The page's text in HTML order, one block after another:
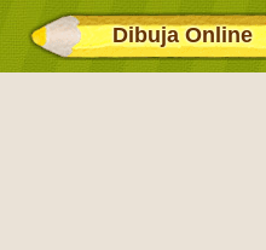
Dibuja Online